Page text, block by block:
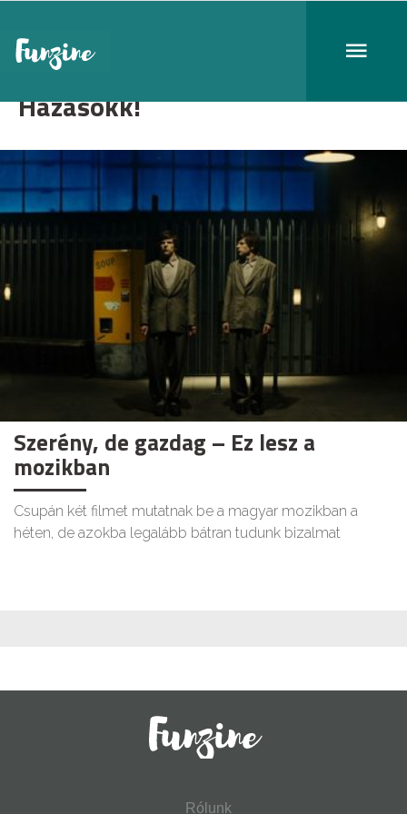
Házasokk!
Szerény, de gazdag – Ez lesz a
mozikban
Csupán két filmet mutatnak be a magyar mozikban a
héten, de azokba legalább bátran tudunk bizalmat
Rólunk